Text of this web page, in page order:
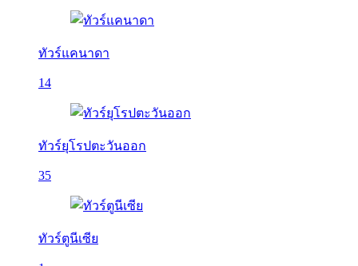
ทัวร์แคนาดา
14
ทัวร์ยุโรปตะวันออก
35
ทัวร์ตูนีเซีย